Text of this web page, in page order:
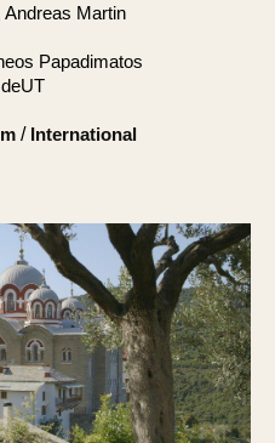
Andreas Martin
Papadimatos
/ International